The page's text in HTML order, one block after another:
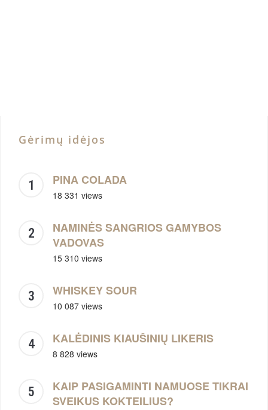
Gėrimų idėjos
PINA COLADA
18 331 views
NAMINĖS SANGRIOS GAMYBOS
VADOVAS
15 310 views
WHISKEY SOUR
10 087 views
KALĖDINIS KIAUŠINIŲ LIKERIS
8 828 views
KAIP PASIGAMINTI NAMUOSE TIKRAI
SVEIKUS KOKTEILIUS?